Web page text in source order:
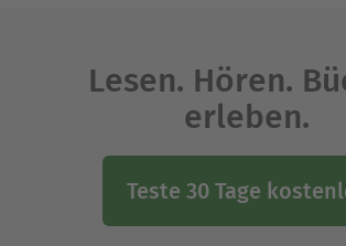
Lesen. Hören.
erleben.
Teste 30 Tage